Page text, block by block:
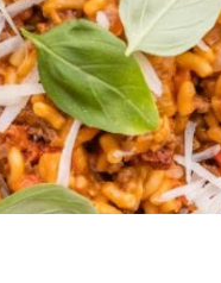
Vis
Vlees
Vegetarisch
Alle types